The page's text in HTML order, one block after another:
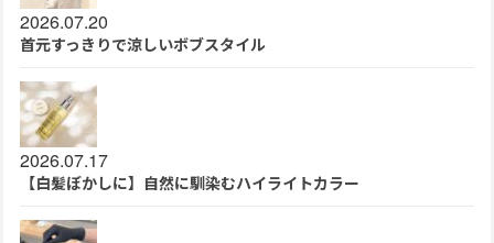
2026.07.20
首元すっきりで涼しいボブスタイル
2026.07.17
【白髪ぼかしに】自然に馴染むハイライトカラー